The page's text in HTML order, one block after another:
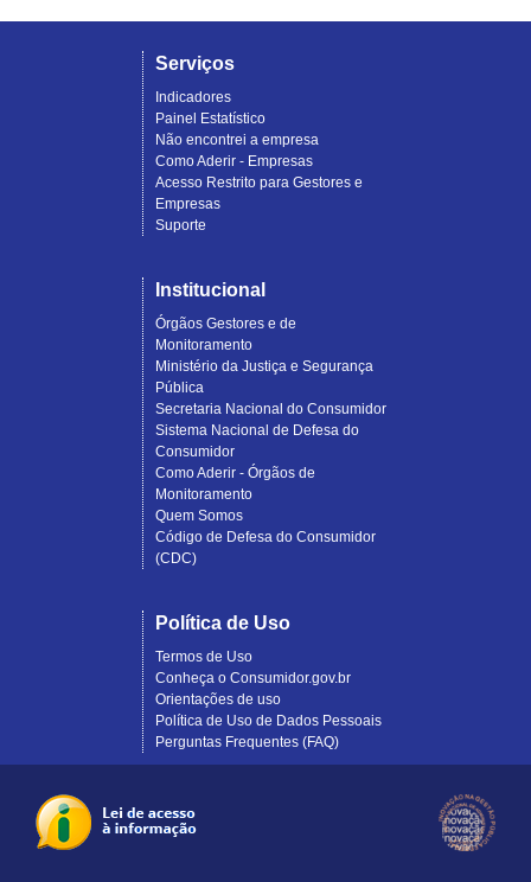
Serviços
Indicadores
Painel Estatístico
Não encontrei a empresa
Como Aderir - Empresas
Acesso Restrito para Gestores e
Empresas
Suporte
Institucional
Órgãos Gestores e de
Monitoramento
Ministério da Justiça e Segurança
Pública
Secretaria Nacional do Consumidor
Sistema Nacional de Defesa do
Consumidor
Como Aderir - Órgãos de
Monitoramento
Quem Somos
Código de Defesa do Consumidor
(CDC)
Política de Uso
Termos de Uso
Conheça o Consumidor.gov.br
Orientações de uso
Política de Uso de Dados Pessoais
Perguntas Frequentes (FAQ)